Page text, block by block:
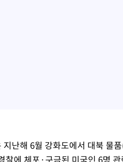
난해 6월 강화도에서 대북 물
찰에 체포·구금된 미국인 6명